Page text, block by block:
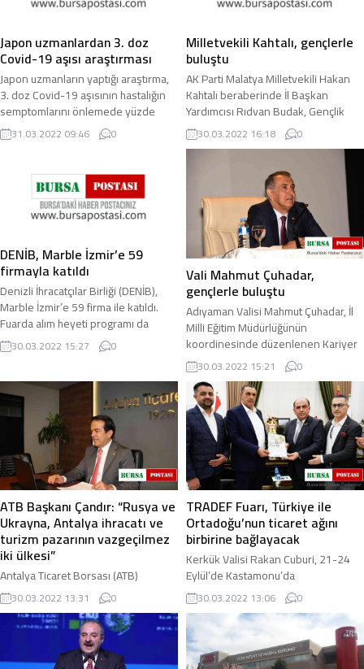
Japon uzmanlardan 3. doz
Covid-19 aşısı araştırması
Japon uzmanların yaptığı araştırma,
3. doz Covid-19 aşısının hastalığın
semptomlarını önlemede yüzde
68.7 etkili olduğunu ortaya koydu.
Covid-19 ...
31.03.2022 09:46 0
Milletvekili Kahtalı, gençlerle
buluştu
AK Parti Malatya Milletvekili Hakan
Kahtalı beraberinde İl Başkan
Yardımcısı Rıdvan Budak, Gençlik
Kolları Başkanı Muhammed Sinan
Özhüsrev ve ...
30.03.2022 16:18 0
DENİB, Marble İzmir’e 59
firmayla katıldı
Denizli İhracatçılar Birliği (DENİB),
Marble İzmir’e 59 firma ile katıldı.
Fuarda alım heyeti programı da
düzenleyen DENİB, sektörü daha
detaylı ...
30.03.2022 15:27 0
Vali Mahmut Çuhadar,
gençlerle buluştu
Adıyaman Valisi Mahmut Çuhadar, İl
Milli Eğitim Müdürlüğünün
koordinesinde düzenlenen Kariyer
Günleri Gençlik Buluşmaları
çerçevesinde, Adıyaman ...
30.03.2022 15:21 0
ATB Başkanı Çandır: “Rusya ve
Ukrayna, Antalya ihracatı ve
turizm pazarının vazgeçilmez
iki ülkesi”
Antalya Ticaret Borsası (ATB)
Yönetim Kurulu Başkanı Ali Çandır,
Rusya ve Ukrayna’nın ihracat ve
turizm pazarı için vazgeçilmez iki
30.03.2022 13:31 0
TRADEF Fuarı, Türkiye ile
Ortadoğu’nun ticaret ağını
birbirine bağlayacak
Kerkük Valisi Rakan Cuburi, 21-24
Eylül’de Kastamonu’da
gerçekleşecek Türkiye-Ortadoğu
Ticaret Fuarına katılım sağlayacağını
bildirerek, “Bu ...
30.03.2022 13:06 0